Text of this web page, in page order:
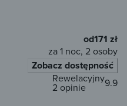
od171 zł
za 1 noc, 2 osoby
Zobacz dostępność
9.9
Rewelacyjny
2 opinie